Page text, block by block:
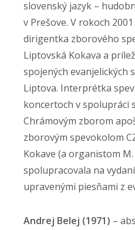
slovenský jazyk –
v Prešove. V rokoch
dirigentka zborového
Liptovská Kokava a
spojených evanjelických
Liptova. Interprétka
koncertoch v spolupráci
Chrámovým zborom
zborovým spevokolom
Kokave (a organistom
spolupracovala na
upravenými piesňami z
Andrej Belej (1971) –